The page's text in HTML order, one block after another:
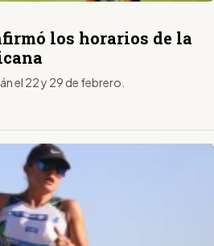
los horarios de la
el 22 y 29 de febrero.